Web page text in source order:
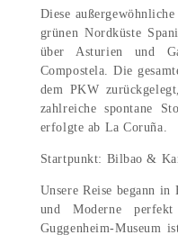
Diese
grünen Nordküste
über Asturien und
Compostela. Die
dem PKW
zahlreiche spontane
erfolgte ab La Coruña.
Startpunkt: Bilbao &
Unsere Reise begann
und Moderne
Guggenheim-Museum